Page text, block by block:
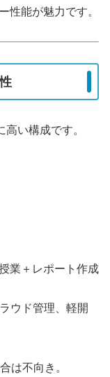
性能が魅力です。
い構成です。
業＋レポート作成
ウド管理、軽開
は不向き。